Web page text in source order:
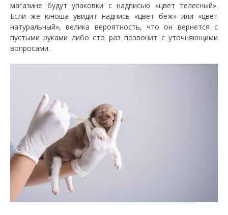
магазине будут упаковки с надписью «цвет телесный».
Если же юноша увидит надпись «цвет беж» или «цвет
натуральный», велика вероятность, что он вернется с
пустыми руками либо сто раз позвонит с уточняющими
вопросами.